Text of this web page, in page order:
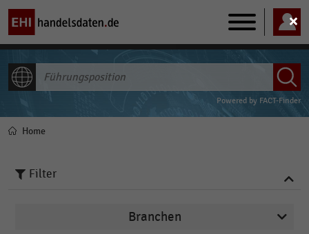
Main
navigation
Powered by FACT-Finder
Pfadnavigation
Home
Filter
Branchen